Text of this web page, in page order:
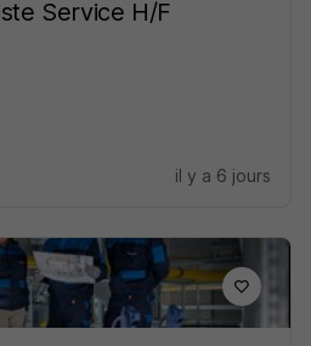
Service H/F
il y a 6 jours